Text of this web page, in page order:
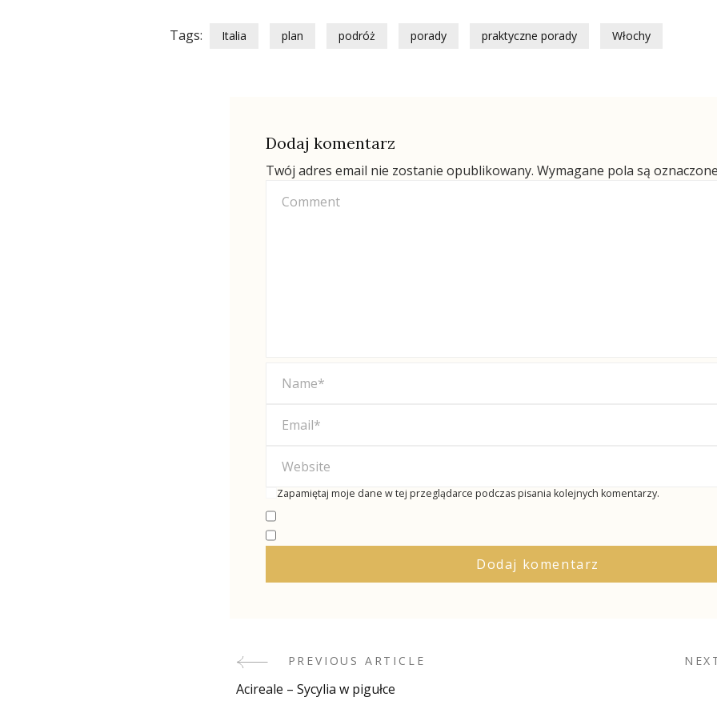
Tags: Italia plan podróż porady praktyczne porady Włochy
Dodaj komentarz
Twój adres email nie zostanie opublikowany. Wymagane pola są
Zapamiętaj moje dane w tej przeglądarce podczas pisania kolejnych komentarzy.
Post
Navigation
PREVIOUS ARTICLE
Acireale – Sycylia w pigułce